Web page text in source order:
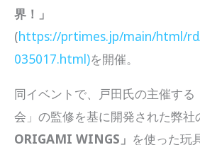
界！」
(https://prtimes.jp/main/html/
035017.html)を開催。
同イベントで、戸田氏の主催す
会」の監修を基に開発された弊社
ORIGAMI WINGS」 を使った玩